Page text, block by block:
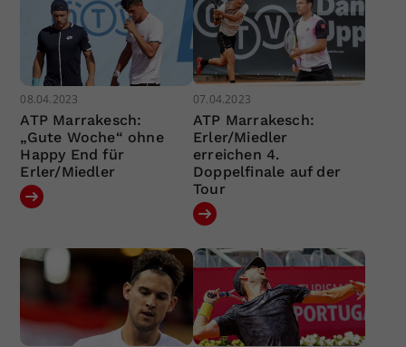
08.04.2023
ATP Marrakesch:
„Gute Woche“ ohne
Happy End für
Erler/Miedler
07.04.2023
ATP Marrakesch:
Erler/Miedler
erreichen 4.
Doppelfinale auf der
Tour